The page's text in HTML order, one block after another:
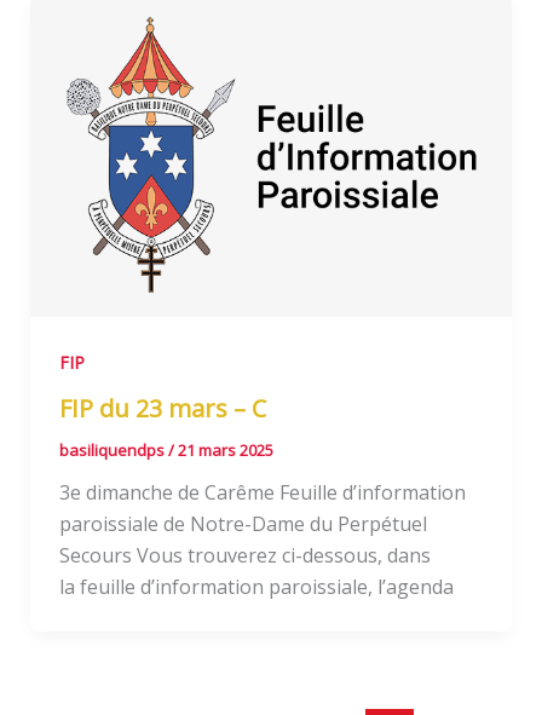
FIP
FIP du 23 mars – C
basiliquendps/21 mars 2025
3e dimanche de Carême Feuille d’information
paroissiale de Notre-Dame du Perpétuel
Secours Vous trouverez ci-dessous, dans
la feuille d’information paroissiale, l’agenda